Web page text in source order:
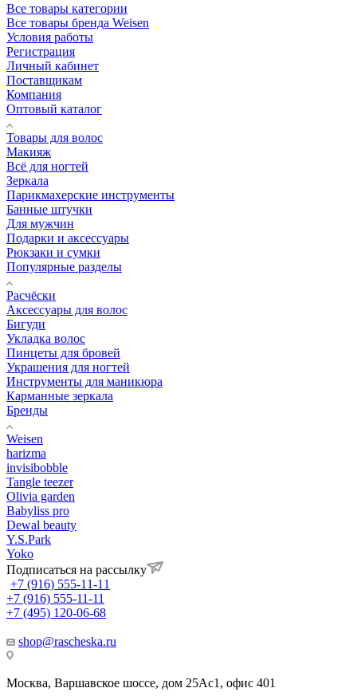
Все товары категории
Все товары бренда Weisen
Условия работы
Регистрация
Личный кабинет
Поставщикам
Компания
Оптовый каталог
Товары для волос
Макияж
Всё для ногтей
Зеркала
Парикмахерские инструменты
Банные штучки
Для мужчин
Подарки и аксессуары
Рюкзаки и сумки
Популярные разделы
Расчёски
Аксессуары для волос
Бигуди
Укладка волос
Пинцеты для бровей
Украшения для ногтей
Инструменты для маникюра
Карманные зеркала
Бренды
Weisen
harizma
invisibobble
Tangle teezer
Olivia garden
Babyliss pro
Dewal beauty
Y.S.Park
Yoko
Подписаться на рассылку
+7 (916) 555-11-11
+7 (916) 555-11-11
+7 (495) 120-06-68
shop@rascheska.ru
Москва, Варшавское шоссе, дом 25Аc1, офис 401